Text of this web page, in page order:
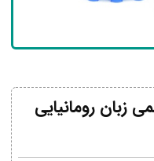
زبان رومانیایی